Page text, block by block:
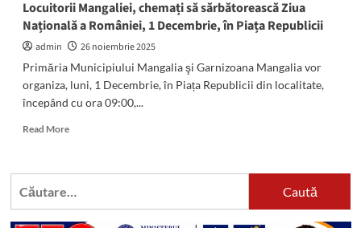
Locuitorii Mangaliei, chemați să sărbătorească Ziua
Națională a României, 1 Decembrie, în Piața Republicii
admin
26 noiembrie 2025
Primăria Municipiului Mangalia şi Garnizoana Mangalia vor
organiza, luni, 1 Decembrie, în Piața Republicii din localitate,
începând cu ora 09:00,...
Read MoreRead
Locuitorii
Caută